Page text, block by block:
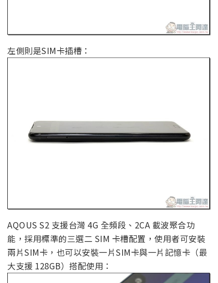
左側則是SIM卡插槽：
AQOUS S2 支援台灣 4G 全頻段、2CA 載波聚合功
能，採用標準的三選二 SIM 卡槽配置，使用者可安裝
兩片SIM卡，也可以安裝一片SIM卡與一片記憶卡（最
大支援 128GB）搭配使用：